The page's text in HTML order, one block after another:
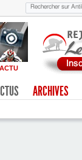
ARCHIVES